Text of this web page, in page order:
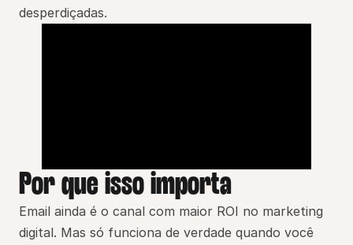
desperdiçadas.
Por que isso importa
Email ainda é o canal com maior ROI no marketing
digital. Mas só funciona de verdade quando você